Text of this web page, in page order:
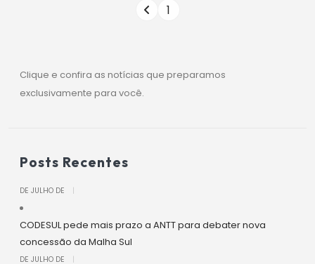
1
Clique e confira as notícias que preparamos
exclusivamente para você.
Posts Recentes
DE JULHO DE
CODESUL pede mais prazo a ANTT para debater nova
concessão da Malha Sul
DE JULHO DE